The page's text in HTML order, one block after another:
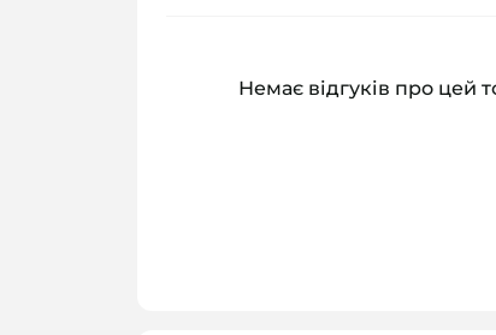
Немає відгуків про цей